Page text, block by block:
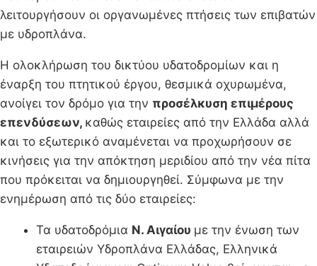
λειτουργήσουν οι οργανωμένες πτήσεις των επιβατών
με υδροπλάνα.
Η ολοκλήρωση του δικτύου υδατοδρομίων και η
έναρξη του πτητικού έργου, θεσμικά οχυρωμένα,
ανοίγει τον δρόμο για την προσέλκυση επιμέρους
επενδύσεων, καθώς εταιρείες από την Ελλάδα αλλά
και το εξωτερικό αναμένεται να προχωρήσουν σε
κινήσεις για την απόκτηση μεριδίου από την νέα πίτα
που πρόκειται να δημιουργηθεί. Σύμφωνα με την
ενημέρωση από τις δύο εταιρείες:
Τα υδατοδρόμια Ν. Αιγαίου με την ένωση των
εταιρειών Υδροπλάνα Ελλάδας, Ελληνικά